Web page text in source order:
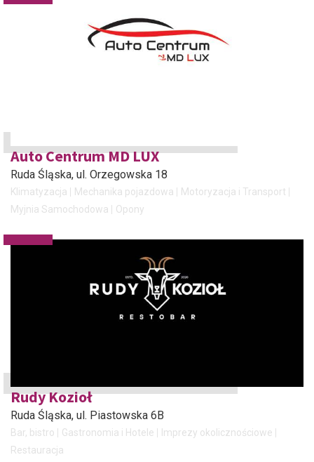
Auto Centrum MD LUX
Ruda Śląska, ul. Orzegowska 18
Klimatyzacja Mechanika pojazdowa
Motoryzacja i Transport
Myjnia Samochodowa
Opony
Rudy Kozioł
Ruda Śląska, ul. Piastowska 6B
Bar, bistro Gastronomia i Hotele
Imprezy okolicznościowe
Restauracja